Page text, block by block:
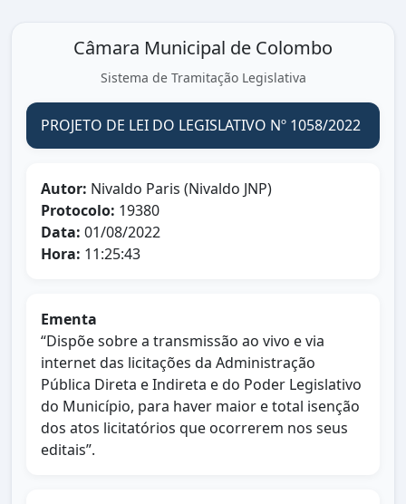
Câmara Municipal de Colombo
Sistema de Tramitação Legislativa
PROJETO DE LEI DO LEGISLATIVO Nº 1058/2022
Autor: Nivaldo Paris (Nivaldo JNP)
Protocolo: 19380
Data: 01/08/2022
Hora: 11:25:43
Ementa
“Dispõe sobre a transmissão ao vivo e via
internet das licitações da Administração
Pública Direta e Indireta e do Poder Legislativo
do Município, para haver maior e total isenção
dos atos licitatórios que ocorrerem nos seus
editais”.